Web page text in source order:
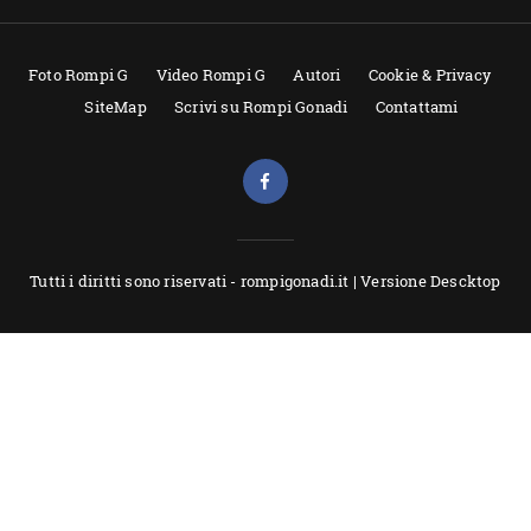
Foto Rompi G Video Rompi G Autori
Cookie & Privacy
SiteMap
Scrivi su Rompi Gonadi Contattami
Tutti i diritti sono riservati - rompigonadi.it |Versione Descktop